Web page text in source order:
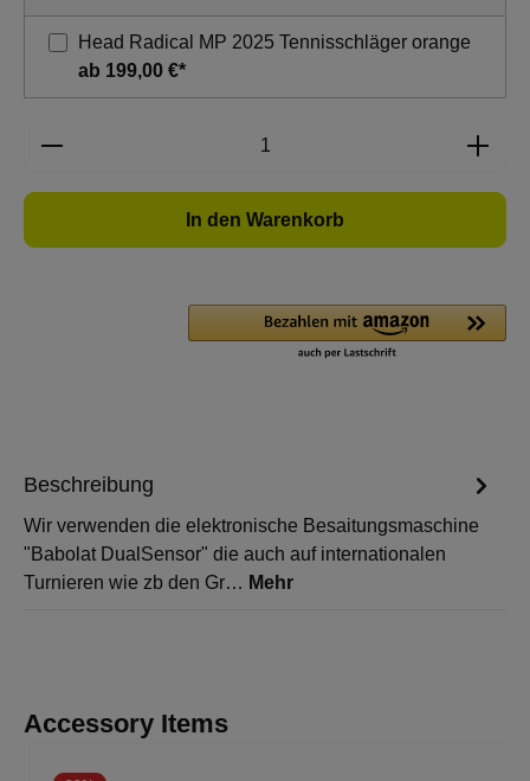
Head Radical MP 2025 Tennisschläger orange
ab 199,00 €*
Produkt Anzahl: Gib den gewünschten
In den Warenkorb
Beschreibung
Wir verwenden die elektronische Besaitungsmaschine
"Babolat DualSensor" die auch auf internationalen
Turnieren wie zb den Gr… Mehr
Produktgalerie überspringen
Accessory Items